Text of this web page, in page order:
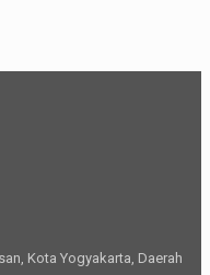
Kota Yogyakarta, Daerah